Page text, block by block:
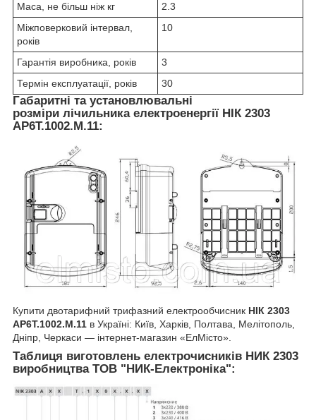
Маса, не більш ніж кг
2.3
Міжповерковий інтервал,
років
10
Гарантія виробника, років
3
Термін експлуатації, років
30
Габаритні та установлювальні
розміри лічильника електроенергії НIК 2303
AP6T.1002.M.11:
Купити двотарифний трифазний електрообчисник НIК 2303
AP6T.1002.M.11 в Україні: Київ, Харків, Полтава, Мелітополь,
Дніпр, Черкаси — інтернет-магазин «ЕлМісто».
Таблиця виготовлень електрочисників НИК 2303
виробництва ТОВ "НИК-Електроніка":